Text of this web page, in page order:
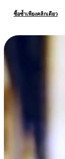
ซื้อซ้ำเพียงคลิกเดียว